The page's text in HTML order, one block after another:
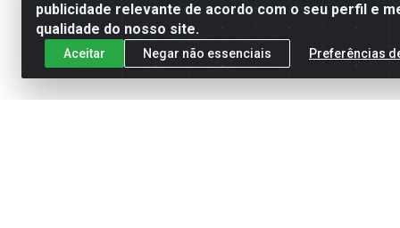
publicidade relevante de acordo com o seu perfil e
qualidade do nosso site.
Aceitar Negar não essenciais Preferências